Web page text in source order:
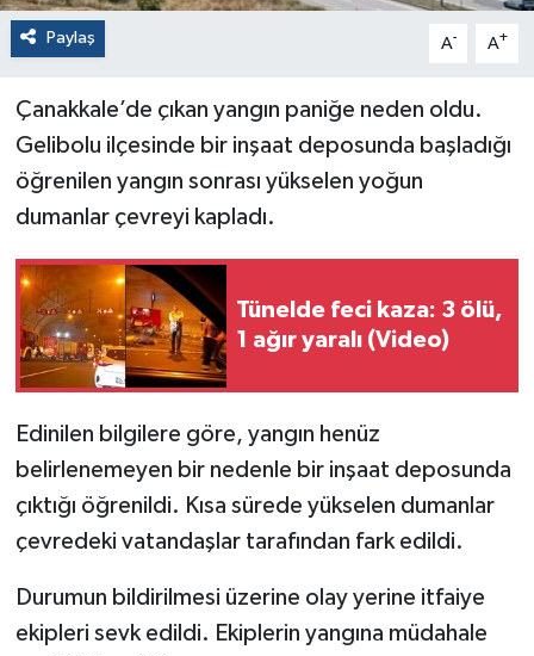
Paylaş A- A+
Çanakkale’de çıkan yangın paniğe neden oldu.
Gelibolu ilçesinde bir inşaat deposunda başladığı
öğrenilen yangın sonrası yükselen yoğun
dumanlar çevreyi kapladı.
Tünelde feci kaza: 3 ölü,
1 ağır yaralı (Video)
Edinilen bilgilere göre, yangın henüz
belirlenemeyen bir nedenle bir inşaat deposunda
çıktığı öğrenildi. Kısa sürede yükselen dumanlar
çevredeki vatandaşlar tarafından fark edildi.
Durumun bildirilmesi üzerine olay yerine itfaiye
ekipleri sevk edildi. Ekiplerin yangına müdahale